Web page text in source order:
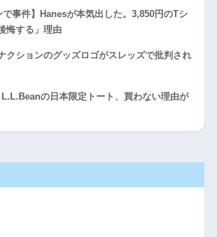
で事件】Hanesが本気出した。3,850円のTシ
悔する」理由
クションのグッズロゴがスレッズで批判され
L.L.Beanの日本限定トート、買わない理由が